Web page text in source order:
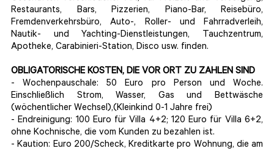
Restaurants, Bars, Pizzerien, Piano-Bar, Reisebüro,
Fremdenverkehrsbüro, Auto-, Roller- und Fahrradverleih,
Nautik- und Yachting-Dienstleistungen, Tauchzentrum,
Apotheke, Carabinieri-Station, Disco usw. finden.
OBLIGATORISCHE KOSTEN, DIE VOR ORT ZU ZAHLEN SIND
- Wochenpauschale: 50 Euro pro Person und Woche.
Einschließlich Strom, Wasser, Gas und Bettwäsche
(wöchentlicher Wechsel),(Kleinkind 0-1 Jahre frei)
- Endreinigung: 100 Euro für Villa 4+2; 120 Euro für Villa 6+2,
ohne Kochnische, die vom Kunden zu bezahlen ist.
- Kaution: Euro 200/Scheck, Kreditkarte pro Wohnung, die am